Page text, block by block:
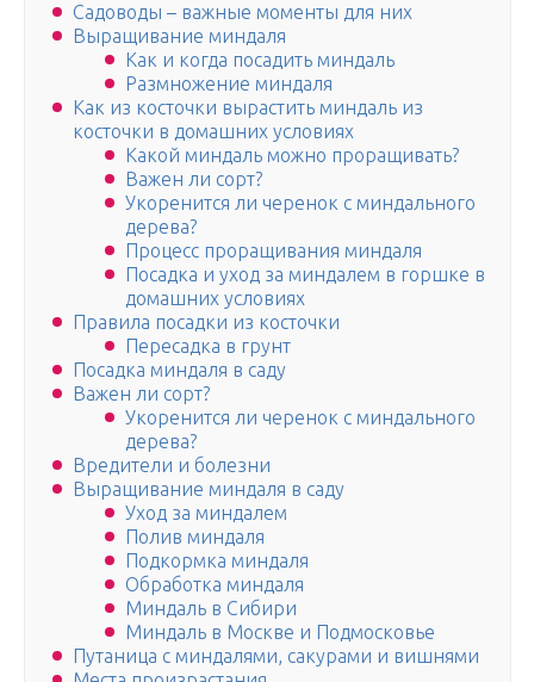
Садоводы – важные моменты для них
Выращивание миндаля
Как и когда посадить миндаль
Размножение миндаля
Как из косточки вырастить миндаль из
косточки в домашних условиях
Какой миндаль можно проращивать?
Важен ли сорт?
Укоренится ли черенок с миндального
дерева?
Процесс проращивания миндаля
Посадка и уход за миндалем в горшке в
домашних условиях
Правила посадки из косточки
Пересадка в грунт
Посадка миндаля в саду
Важен ли сорт?
Укоренится ли черенок с миндального
дерева?
Вредители и болезни
Выращивание миндаля в саду
Уход за миндалем
Полив миндаля
Подкормка миндаля
Обработка миндаля
Миндаль в Сибири
Миндаль в Москве и Подмосковье
Путаница с миндалями, сакурами и вишнями